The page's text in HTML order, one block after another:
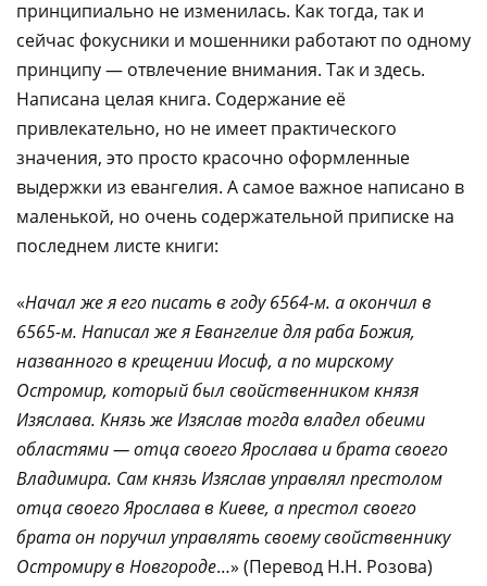
принципиально не изменилась. Как тогда, так и
сейчас фокусники и мошенники работают по одному
принципу — отвлечение внимания. Так и здесь.
Написана целая книга. Содержание её
привлекательно, но не имеет практического
значения, это просто красочно оформленные
выдержки из евангелия. А самое важное написано в
маленькой, но очень содержательной приписке на
последнем листе книги:
«Начал же я его писать в году 6564-м. а окончил в
6565-м. Написал же я Евангелие для раба Божия,
названного в крещении Иосиф, а по мирскому
Остромир, который был свойственником князя
Изяслава. Князь же Изяслав тогда владел обеими
областями — отца своего Ярослава и брата своего
Владимира. Сам князь Изяслав управлял престолом
отца своего Ярослава в Киеве, а престол своего
брата он поручил управлять своему свойственнику
Остромиру в Новгороде…» (Перевод Н.Н. Розова)